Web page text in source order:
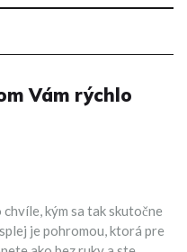
Vám rýchlo
chvíle, kým sa tak skutočne
je pohromou, ktorá pre